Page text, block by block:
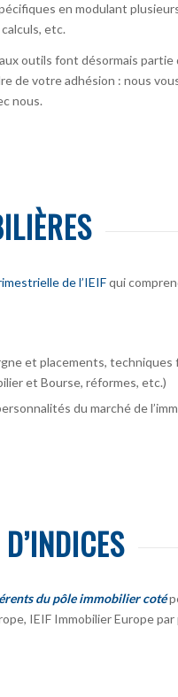
en modulant
etc.
outils font désormais
de votre adhésion : nous
nous.
de l’IEIFqui
et placements, techniques
et Bourse, réformes, etc.)
du marché de
du pôle immobilier coté
IEIF Immobilier Europe